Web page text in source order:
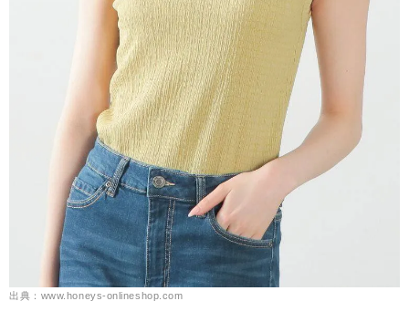
出典：www.honeys-onlineshop.com